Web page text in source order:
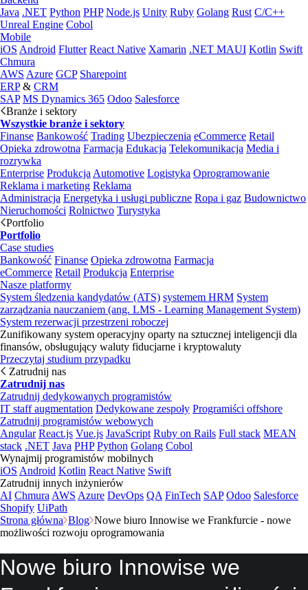
Java .NET Python PHP Node.js Unity Ruby Golang Rust C/C++
Unreal Engine Cobol
Mobile
iOS Android Flutter React Native Xamarin .NET MAUI Kotlin Swift
Chmura
AWS Azure GCP Sharepoint
ERP& CRM
SAP MS Dynamics 365 Odoo Salesforce
Branże i sektory
Wszystkie branże i sektory
Finanse Bankowość Trading Ubezpieczenia eCommerce Retail
Opieka zdrowotna Farmacja Edukacja Telekomunikacja Media i
rozrywka
Enterprise Produkcja Automotive Logistyka Oprogramowanie
Reklama i marketing Reklama
Administracja Energetyka i usługi publiczne Ropa i gaz Budownictwo
Nieruchomości Rolnictwo Turystyka
Portfolio
Portfolio
Case studies
Bankowość Finanse Opieka zdrowotna Farmacja
eCommerce Retail Produkcja Enterprise
Nasze platformy
System śledzenia kandydatów (ATS) systemem HRM System
zarządzania nauczaniem (ang. LMS - Learning Management System)
System rezerwacji przestrzeni roboczej
Zunifikowany system operacyjny oparty na sztucznej inteligencji dla
finansów, obsługujący waluty fiducjarne i kryptowaluty
Przeczytaj studium przypadku
Zatrudnij nas
Zatrudnij nas
Zatrudnij dedykowanych programistów
IT staff augmentation Dedykowane zespoły Programiści offshore
Zatrudnij programistów webowych
Angular React.js Vue.js JavaScript Ruby on Rails Full stack MEAN
stack .NET Java PHP Python Golang Cobol
Wynajmij programistów mobilnych
iOS Android Kotlin React Native Swift
Zatrudnij innych inżynierów
AI Chmura AWS Azure DevOps QA FinTech SAP Odoo Salesforce
Shopify UiPath
Strona główna Blog Nowe biuro Innowise we Frankfurcie - nowe
możliwości rozwoju oprogramowania
Nowe biuro Innowise we